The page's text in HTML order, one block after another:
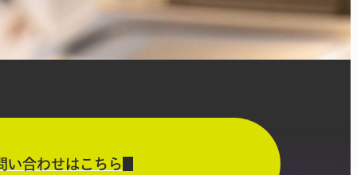
い合わせはこちら